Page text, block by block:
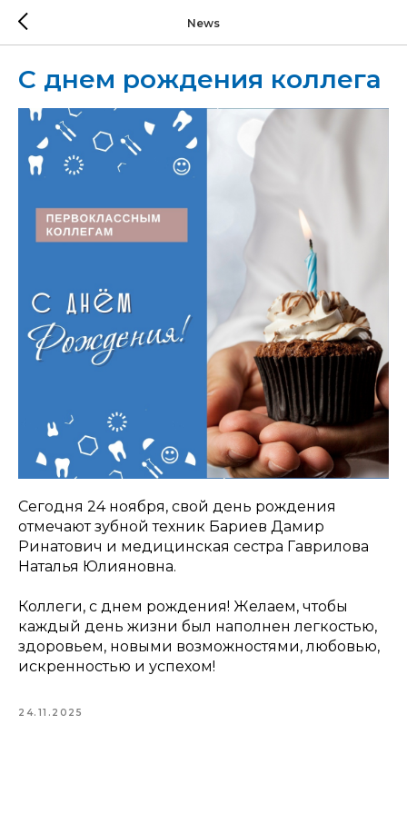
News
С днем рождения коллега
Сегодня 24 ноября, свой день рождения
отмечают зубной техник Бариев Дамир
Ринатович и медицинская сестра Гаврилова
Наталья Юлияновна.
Коллеги, с днем рождения! Желаем, чтобы
каждый день жизни был наполнен легкостью,
здоровьем, новыми возможностями, любовью,
искренностью и успехом!
24.11.2025